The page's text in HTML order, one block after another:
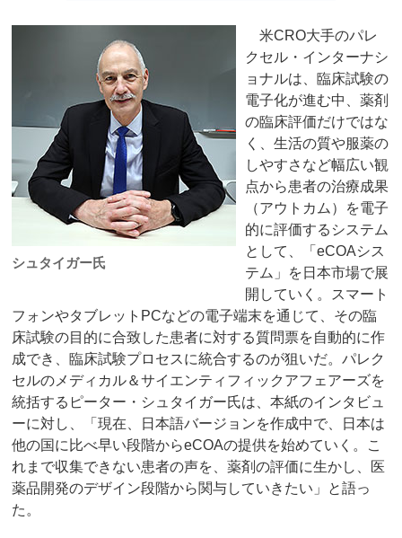
シュタイガー氏
米CRO大手のパレ
クセル・インターナシ
ョナルは、臨床試験の
電子化が進む中、薬剤
の臨床評価だけではな
く、生活の質や服薬の
しやすさなど幅広い観
点から患者の治療成果
（アウトカム）を電子
的に評価するシステム
として、「eCOAシス
テム」を日本市場で展
開していく。スマート
フォンやタブレットPCなどの電子端末を通じて、その臨
床試験の目的に合致した患者に対する質問票を自動的に作
成でき、臨床試験プロセスに統合するのが狙いだ。パレク
セルのメディカル＆サイエンティフィックアフェアーズを
統括するピーター・シュタイガー氏は、本紙のインタビュ
ーに対し、「現在、日本語バージョンを作成中で、日本は
他の国に比べ早い段階からeCOAの提供を始めていく。こ
れまで収集できない患者の声を、薬剤の評価に生かし、医
薬品開発のデザイン段階から関与していきたい」と語っ
た。